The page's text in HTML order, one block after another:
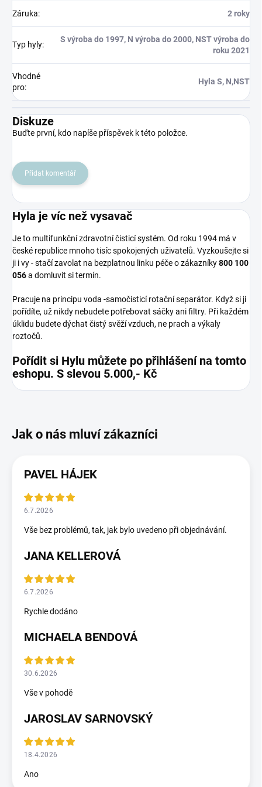
Záruka: 2 roky
Typ hyly:
S výroba do 1997, N výroba do 2000, NST výroba do
roku 2021
Vhodné
pro:
Hyla S, N,NST
Diskuze
Buďte první, kdo napíše příspěvek k této položce.
Přidat komentář
Hyla je víc než vysavač
Je to multifunkční zdravotní čisticí systém. Od roku 1994 má v
české republice mnoho tisíc spokojených uživatelů. Vyzkoušejte si
ji i vy - stačí zavolat na bezplatnou linku péče o zákazníky800 100
056a domluvit si termín.
Pracuje na principu voda -samočisticí rotační separátor. Když si ji
pořídíte, už nikdy nebudete potřebovat sáčky ani filtry. Při každém
úklidu budete dýchat čistý svěží vzduch, ne prach a výkaly
roztočů.
Pořídit si Hylu můžete po přihlášení na tomto
eshopu. S slevou 5.000,- Kč
PAVEL HÁJEK
6.7.2026
Vše bez problémů, tak, jak bylo uvedeno při objednávání.
JANA KELLEROVÁ
6.7.2026
Rychle dodáno
MICHAELA BENDOVÁ
30.6.2026
Vše v pohodě
JAROSLAV SARNOVSKÝ
18.4.2026
Ano